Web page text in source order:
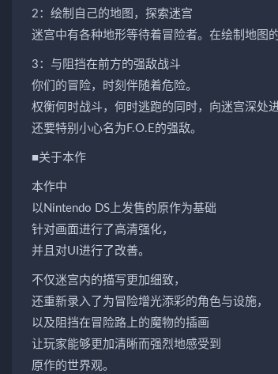
2：绘制自己的地图，探索迷宫
迷宫中有各种地形等待着冒险者。在绘制地图
3：与阻挡在前方的强敌战斗
你们的冒险，时刻伴随着危险。
权衡何时战斗，何时逃跑的同时，向迷宫深处进
还要特别小心名为F.O.E的强敌。
■关于本作
本作中
以Nintendo DS上发售的原作为基础
针对画面进行了高清强化，
并且对UI进行了改善。
不仅迷宫内的描写更加细致，
还重新录入了为冒险增光添彩的角色与设施，
以及阻挡在冒险路上的魔物的插画
让玩家能够更加清晰而强烈地感受到
原作的世界观。